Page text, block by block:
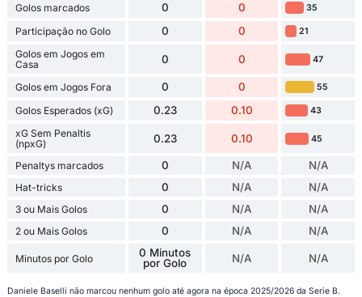
Golos marcados 0 0 35
Participação no Golo 0 0 21
Golos em Jogos em
Casa
0 0 47
Golos em Jogos Fora 0 0 55
Golos Esperados (xG) 0.23 0.10 43
xG Sem Penaltis
(npxG)
0.23 0.10 45
Penaltys marcados 0 N/A N/A
Hat-tricks 0 N/A N/A
3 ou Mais Golos 0 N/A N/A
2 ou Mais Golos 0 N/A N/A
Minutos por Golo
0 Minutos
por Golo
N/A N/A
Daniele Baselli não marcou nenhum golo até agora na época 2025/2026 da Serie B.